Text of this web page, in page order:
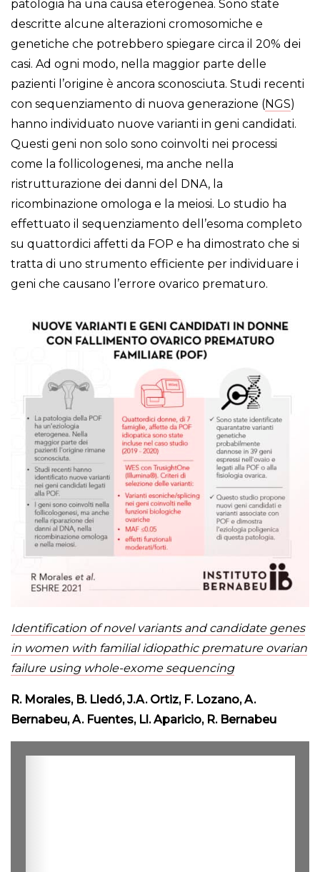
patologia ha una causa eterogenea. Sono state
descritte alcune alterazioni cromosomiche e
genetiche che potrebbero spiegare circa il 20% dei
casi. Ad ogni modo, nella maggior parte delle
pazienti l’origine è ancora sconosciuta. Studi recenti
con sequenziamento di nuova generazione (NGS)
hanno individuato nuove varianti in geni candidati.
Questi geni non solo sono coinvolti nei processi
come la follicologenesi, ma anche nella
ristrutturazione dei danni del DNA, la
ricombinazione omologa e la meiosi. Lo studio ha
effettuato il sequenziamento dell’esoma completo
su quattordici affetti da FOP e ha dimostrato che si
tratta di uno strumento efficiente per individuare i
geni che causano l’errore ovarico prematuro.
Identification of novel variants and candidate genes
in women with familial idiopathic premature ovarian
failure using whole-exome sequencing
R. Morales, B. Lledó, J.A. Ortiz, F. Lozano, A.
Bernabeu, A. Fuentes, Ll. Aparicio, R. Bernabeu